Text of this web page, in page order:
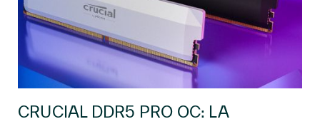
CRUCIAL DDR5 PRO OC: LA